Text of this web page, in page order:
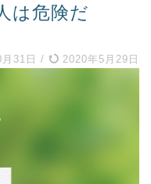
は危険だ
31日 / 2020年5月29日